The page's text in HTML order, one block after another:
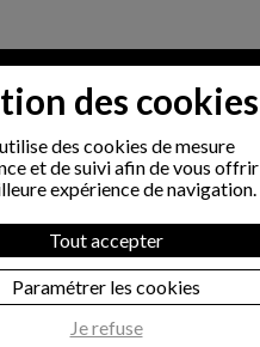
des cookies
des cookies de mesure
et de suivi afin de vous offrir
expérience de navigation.
Tout accepter
Paramétrer les cookies
Je refuse